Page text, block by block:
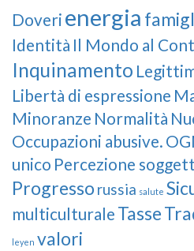
Doveri energia
Identità Il Mondo al
Inquinamento
Libertà di espressione
Minoranze Normalità
Occupazioni abusive.
unico Percezione
Progresso russia salute
multiculturale Tasse
leyen valori